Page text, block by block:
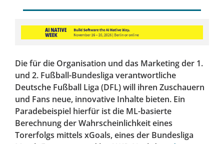
Die für die Organisation und das Marketing der 1.
und 2. Fußball-Bundesliga verantwortliche
Deutsche Fußball Liga (DFL) will ihren Zuschauern
und Fans neue, innovative Inhalte bieten. Ein
Paradebeispiel hierfür ist die ML-basierte
Berechnung der Wahrscheinlichkeit eines
Torerfolgs mittels xGoals, eines der Bundesliga